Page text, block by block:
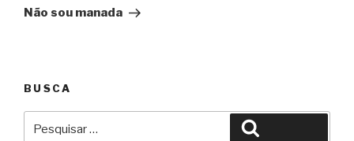
Não sou manada
BUSCA